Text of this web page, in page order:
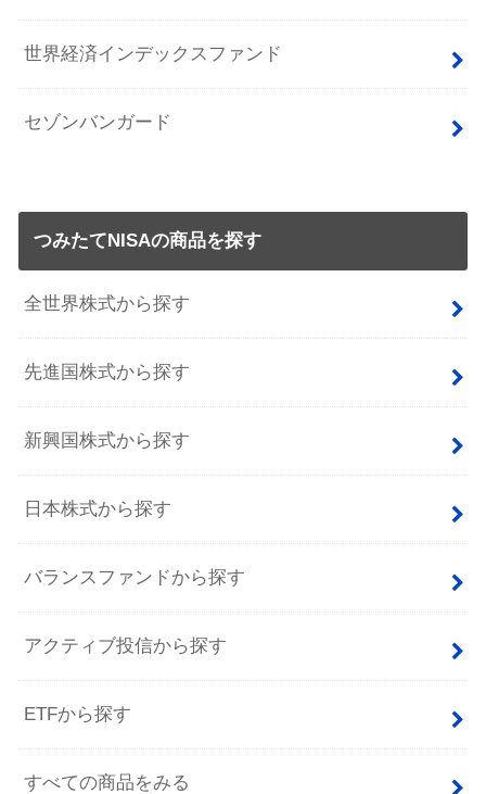
世界経済インデックスファンド
セゾンバンガード
つみたてNISAの商品を探す
全世界株式から探す
先進国株式から探す
新興国株式から探す
日本株式から探す
バランスファンドから探す
アクティブ投信から探す
ETFから探す
すべての商品をみる